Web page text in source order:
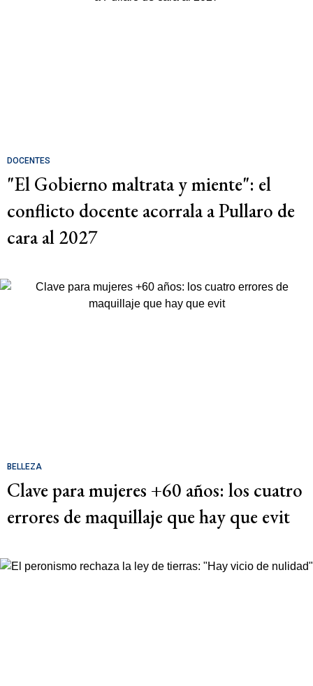
DOCENTES
"El Gobierno maltrata y miente": el
conflicto docente acorrala a Pullaro de
cara al 2027
BELLEZA
Clave para mujeres +60 años: los cuatro
errores de maquillaje que hay que evit